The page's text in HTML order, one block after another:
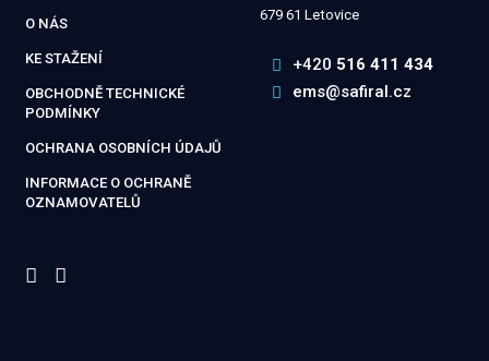
O NÁS
KE STAŽENÍ
OBCHODNĚ TECHNICKÉ
PODMÍNKY
OCHRANA OSOBNÍCH ÚDAJŮ
INFORMACE O OCHRANĚ
OZNAMOVATELŮ
679 61 Letovice
+420 516 411 434
ems@safiral.cz